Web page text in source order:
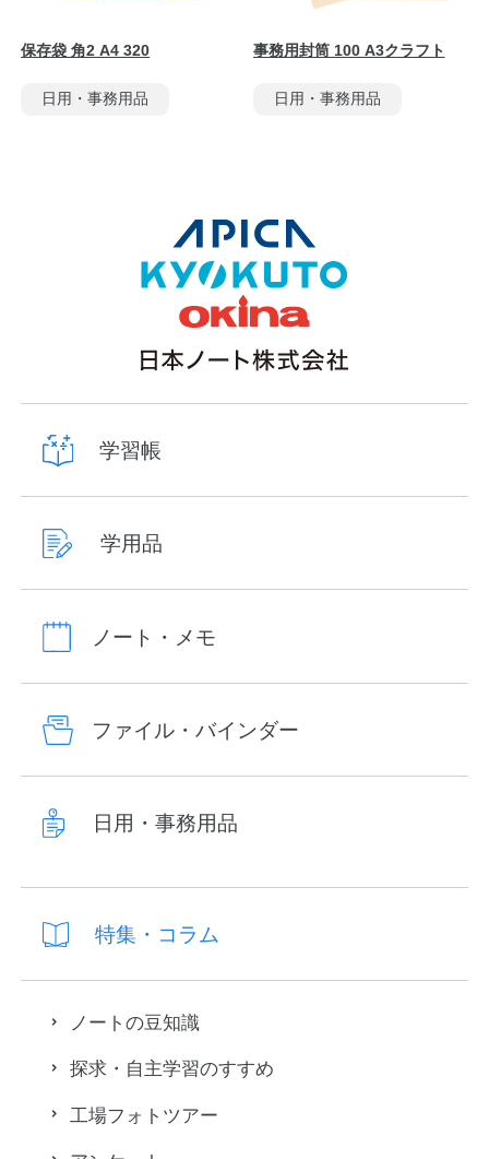
保存袋 角2 A4 320
日用・事務用品
事務用封筒 100 A3クラフト
日用・事務用品
学習帳
学用品
ノート・メモ
ファイル・バインダー
日用・事務用品
特集・コラム
ノートの豆知識
探求・自主学習のすすめ
工場フォトツアー